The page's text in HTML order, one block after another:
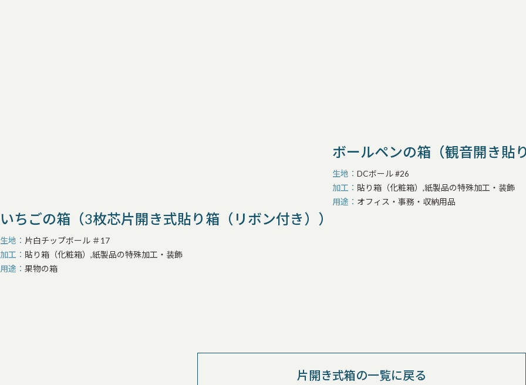
いちごの箱（3枚芯片開き式貼り箱（リボン付き））
生地
片白チップボール ＃17
加工
貼り箱（化粧箱）,紙製品の特殊加工・装飾
用途
果物の箱
ボールペンの箱（観音開き貼り
生地
DCボール #26
加工
貼り箱（化粧箱）,紙製品の特殊加工・装飾
用途
オフィス・事務・収納用品
片開き式箱の一覧に戻る